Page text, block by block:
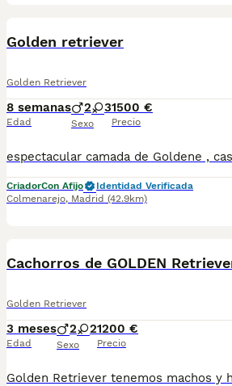
Golden retriever
Golden Retriever
8 semanas
Edad
2 3
Sexo
1500 €
Precio
CriadorCon Afijo
Identidad Verificada
Colmenarejo, Madrid (42.9km)
Cachorros de GOLDEN
Golden Retriever
3 meses
Edad
2 2
Sexo
1200 €
Precio